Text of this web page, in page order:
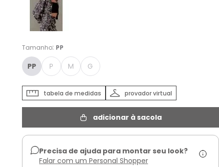
Tamanho: PP
PP P M G
provador virtual
tabela de medidas
adicionar à sacola
Precisa de ajuda para montar seu look?
Falar com um Personal Shopper